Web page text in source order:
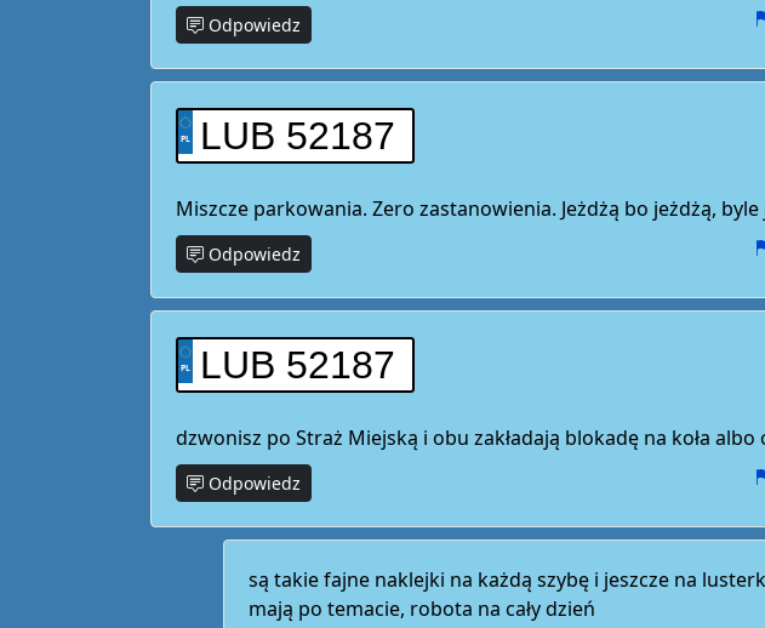
Odpowiedz
LUB 52187
Miszcze parkowania. Zero zastanowienia. Jeżdżą bo jeżdżą,
Odpowiedz
LUB 52187
dzwonisz po Straż Miejską i obu zakładają blokadę na koła albo
Odpowiedz
są takie fajne naklejki na każdą szybę i jeszcze na
mają po temacie, robota na cały dzień